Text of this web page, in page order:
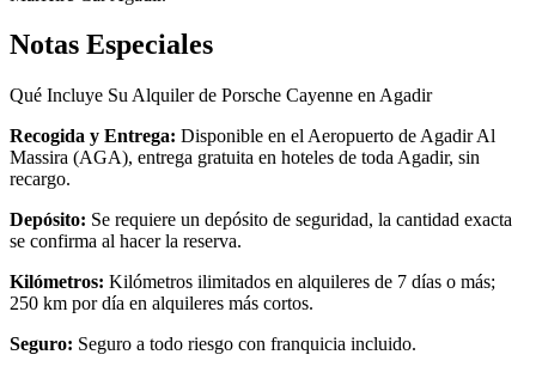
Notas Especiales
Qué Incluye Su Alquiler de Porsche Cayenne en Agadir
Recogida y Entrega: Disponible en el Aeropuerto de Agadir Al
Massira (AGA), entrega gratuita en hoteles de toda Agadir, sin
recargo.
Depósito: Se requiere un depósito de seguridad, la cantidad exacta
se confirma al hacer la reserva.
Kilómetros: Kilómetros ilimitados en alquileres de 7 días o más;
250 km por día en alquileres más cortos.
Seguro: Seguro a todo riesgo con franquicia incluido.